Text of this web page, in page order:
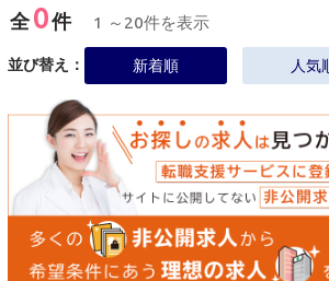
全0件 1 ～20件を表示
並び替え： 新着順 人気